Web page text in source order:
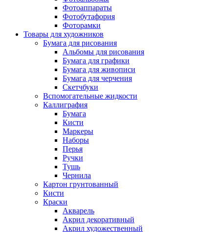
Фотоаппараты
Фотобутафория
Фоторамки
Товары для художников
Бумага для рисования
Альбомы для рисования
Бумага для графики
Бумага для живописи
Бумага для черчения
Скетчбуки
Вспомогательные жидкости
Каллиграфия
Бумага
Кисти
Маркеры
Наборы
Перья
Ручки
Тушь
Чернила
Картон грунтованный
Кисти
Краски
Акварель
Акрил декоративный
Акрил художественный